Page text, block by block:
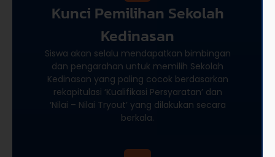
Kunci Pemilihan Sekolah
Kedinasan
Siswa akan selalu mendapatkan bimbingan
dan pengarahan untuk memilih Sekolah
Kedinasan yang paling cocok berdasarkan
rekapitulasi ‘Kualifikasi Persyaratan’ dan
‘Nilai – Nilai Tryout’ yang dilakukan secara
berkala.